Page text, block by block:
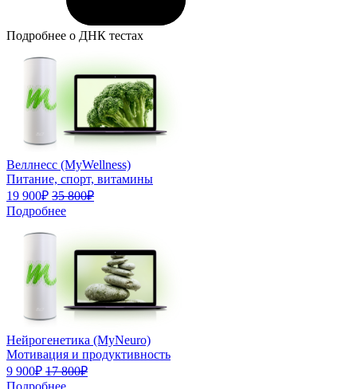
Подробнее о ДНК тестах
Веллнесс (MyWellness)
Питание, спорт, витамины
19 900₽ 35 800₽
Подробнее
Нейрогенетика (MyNeuro)
Мотивация и продуктивность
9 900₽ 17 800₽
Подробнее